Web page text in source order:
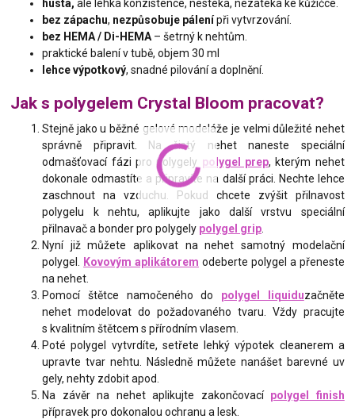
hustá,ale lehká konzistence, nestéká, nezatéká ke kůžičce.
bez zápachu, nezpůsobuje pálenípři vytvrzování.
bez HEMA / Di-HEMA– šetrný k nehtům.
praktické balení v tubě, objem 30 ml
lehce výpotkový, snadné pilování a doplnění.
Jak s polygelem Crystal Bloom pracovat?
Stejně jako u běžné gelové modeláže je velmi důležité nehet
správně připravit. Na čistý nehet naneste speciální
odmašťovací fázi pro polygely polygel prep, kterým nehet
dokonale odmastíte a připravíte na další práci. Nechte lehce
zaschnout na vzduchu. Pokud chcete zvýšit přilnavost
polygelu k nehtu, aplikujte jako další vrstvu speciální
přilnavač a bonder pro polygely polygel grip
Nyní již můžete aplikovat na nehet samotný modelační
polygel. Kovovým aplikátorem odeberte polygel a přeneste
na nehet.
Pomocí štětce namočeného do polygel liquiduzačněte
nehet modelovat do požadovaného tvaru. Vždy pracujte
s kvalitním štětcem s přírodním vlasem.
Poté polygel vytvrdíte, setřete lehký výpotek cleanerem a
upravte tvar nehtu. Následně můžete nanášet barevné uv
gely, nehty zdobit apod.
Na závěr na nehet aplikujte zakončovací polygel finish
přípravek pro dokonalou ochranu a lesk.